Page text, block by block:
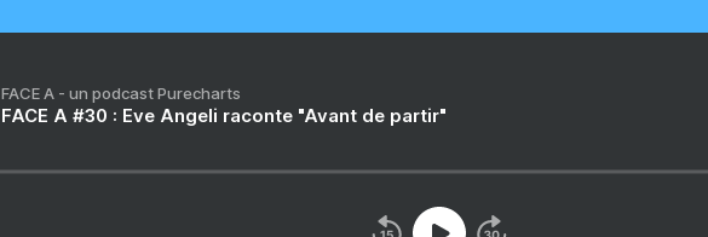
FACE A - un podcast Purecharts
FACE A #30 : Eve Angeli raconte "Avant de partir"